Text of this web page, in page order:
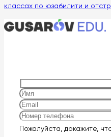
классах по юзабилити и
Оставьте
Пожалуйста, докажите,